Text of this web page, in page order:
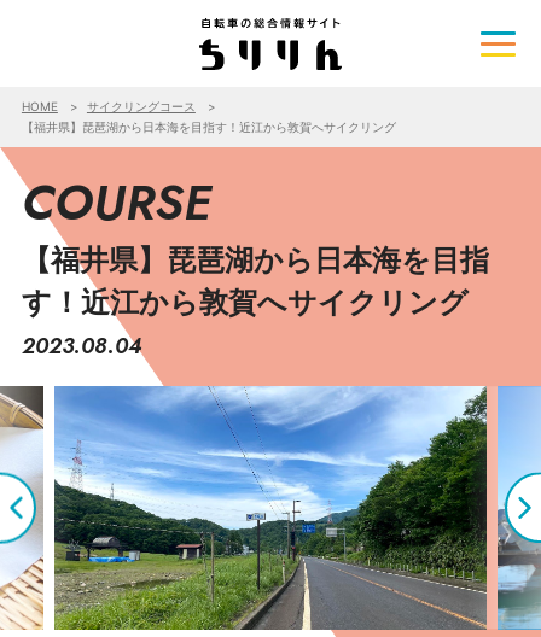
HOME
サイクリングコース
【福井県】琵琶湖から日本海を目指す！近江から敦賀へサイクリング
COURSE
【福井県】琵琶湖から日本海を目指
す！近江から敦賀へサイクリング
2023.08.04